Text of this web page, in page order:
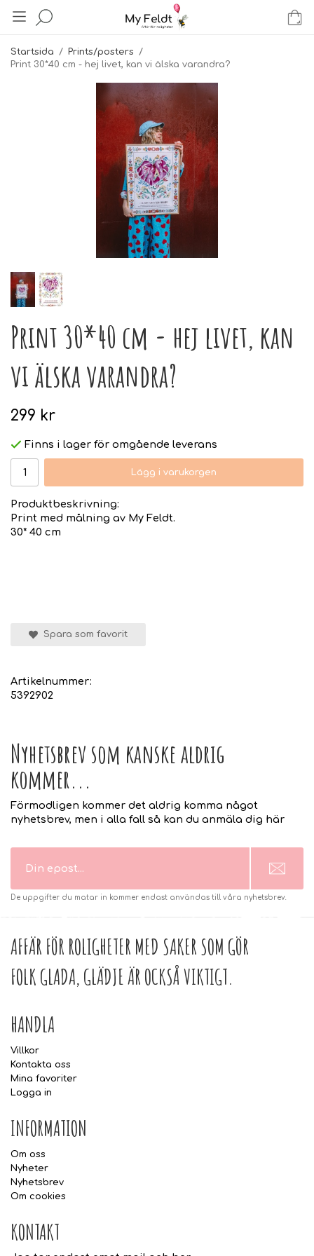
Startsida / Prints/posters /
Print 30*40 cm - hej livet, kan vi älska varandra?
Print 30*40 cm - hej livet, kan
vi älska varandra?
299 kr
Finns i lager för omgående leverans
Lägg i varukorgen
Produktbeskrivning:
Print med målning av My Feldt.
30* 40 cm
Spara som favorit
Artikelnummer:
5392902
Nyhetsbrev som kanske aldrig
kommer...
Förmodligen kommer det aldrig komma något
nyhetsbrev, men i alla fall så kan du anmäla dig här
De uppgifter du matar in kommer endast användas till våra nyhetsbrev.
AFFÄR FÖR ROLIGHETER MED SAKER SOM GÖR
FOLK GLADA, GLÄDJE ÄR OCKSÅ VIKTIGT.
HANDLA
Villkor
Kontakta oss
Mina favoriter
Logga in
INFORMATION
Om oss
Nyheter
Nyhetsbrev
Om cookies
KONTAKT